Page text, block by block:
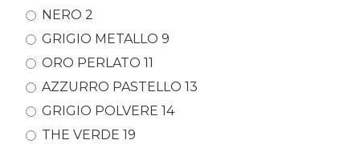
NERO 2
GRIGIO METALLO 9
ORO PERLATO 11
AZZURRO PASTELLO 13
GRIGIO POLVERE 14
THE VERDE 19